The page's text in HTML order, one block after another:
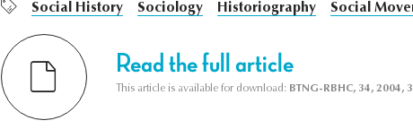
Social History
Sociology Historiography Social
Read the full article
This article is available for download: BTNG-RBHC, 34, 2004,